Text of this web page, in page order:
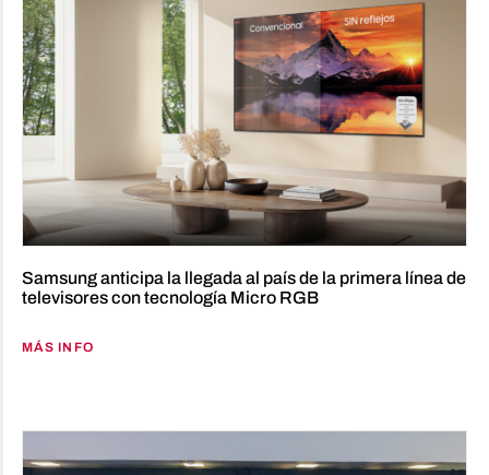
Samsung anticipa la llegada al país de la primera línea de
televisores con tecnología Micro RGB
MÁS INFO